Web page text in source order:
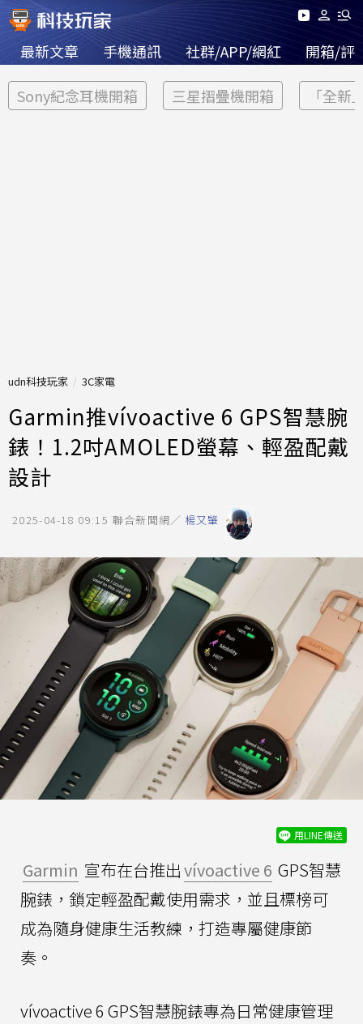
最新文章 手機通訊 社群/APP/網紅 開箱/評
Sony紀念耳機開箱 三星摺疊機開箱 「全新
udn科技玩家 3C家電
Garmin推vívoactive 6 GPS智慧腕
錶！1.2吋AMOLED螢幕、輕盈配戴
設計
2025-04-18 09:15 聯合新聞網／ 楊又肇
用LINE傳送
Garmin 宣布在台推出vívoactive 6 GPS智慧
腕錶，鎖定輕盈配戴使用需求，並且標榜可
成為隨身健康生活教練，打造專屬健康節
奏。
vívoactive 6 GPS智慧腕錶專為日常健康管理